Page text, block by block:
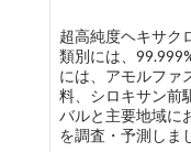
超高純度ヘキサク
類別には、
には、アモルファ
料、シロキサン前
バルと主要地域に
を調査・予測しま